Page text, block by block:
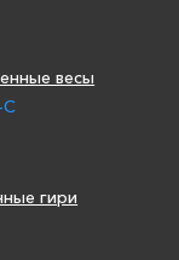
весы
С
гири